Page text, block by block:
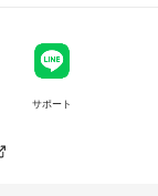
サポート